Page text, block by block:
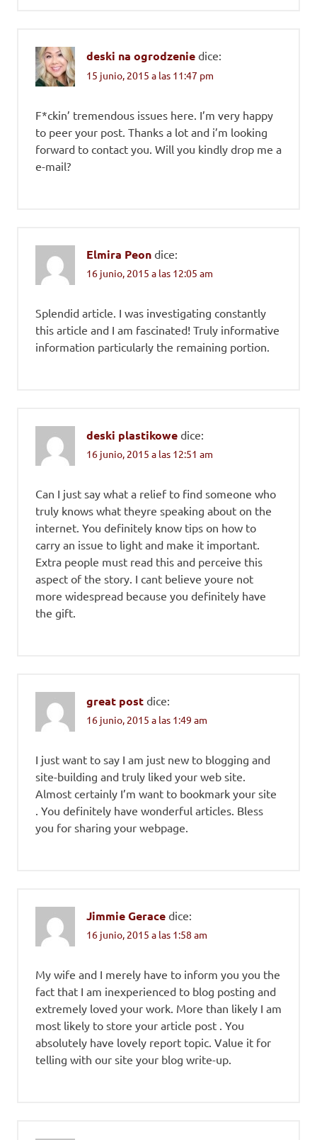
deski na ogrodzenie dice:
15 junio, 2015 a las 11:47 pm
F*ckin’ tremendous issues here. I’m very happy
to peer your post. Thanks a lot and i’m looking
forward to contact you. Will you kindly drop me a
e-mail?
Elmira Peon dice:
16 junio, 2015 a las 12:05 am
Splendid article. I was investigating constantly
this article and I am fascinated! Truly informative
information particularly the remaining portion.
deski plastikowe dice:
16 junio, 2015 a las 12:51 am
Can I just say what a relief to find someone who
truly knows what theyre speaking about on the
internet. You definitely know tips on how to
carry an issue to light and make it important.
Extra people must read this and perceive this
aspect of the story. I cant believe youre not
more widespread because you definitely have
the gift.
great post dice:
16 junio, 2015 a las 1:49 am
I just want to say I am just new to blogging and
site-building and truly liked your web site.
Almost certainly I’m want to bookmark your site
. You definitely have wonderful articles. Bless
you for sharing your webpage.
Jimmie Gerace dice:
16 junio, 2015 a las 1:58 am
My wife and I merely have to inform you you the
fact that I am inexperienced to blog posting and
extremely loved your work. More than likely I am
most likely to store your article post . You
absolutely have lovely report topic. Value it for
telling with our site your blog write-up.